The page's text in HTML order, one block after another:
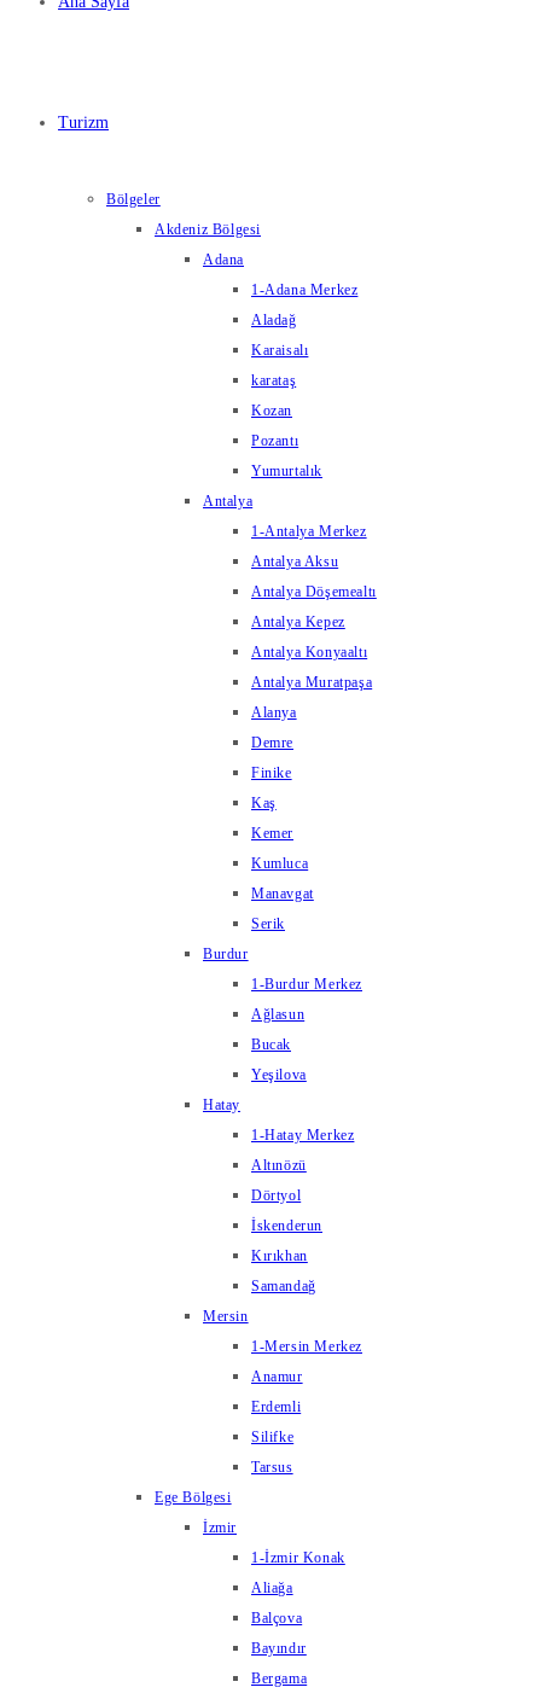
Turizm
Bölgeler
Akdeniz Bölgesi
Adana
1-Adana Merkez
Aladağ
Karaisalı
karataş
Kozan
Pozantı
Yumurtalık
Antalya
1-Antalya Merkez
Antalya Aksu
Antalya Döşemealtı
Antalya Kepez
Antalya Konyaaltı
Antalya Muratpaşa
Alanya
Demre
Finike
Kaş
Kemer
Kumluca
Manavgat
Serik
Burdur
1-Burdur Merkez
Ağlasun
Bucak
Yeşilova
Hatay
1-Hatay Merkez
Altınözü
Dörtyol
İskenderun
Kırıkhan
Samandağ
Mersin
1-Mersin Merkez
Anamur
Erdemli
Silifke
Tarsus
Ege Bölgesi
İzmir
1-İzmir Konak
Aliağa
Balçova
Bayındır
Bergama